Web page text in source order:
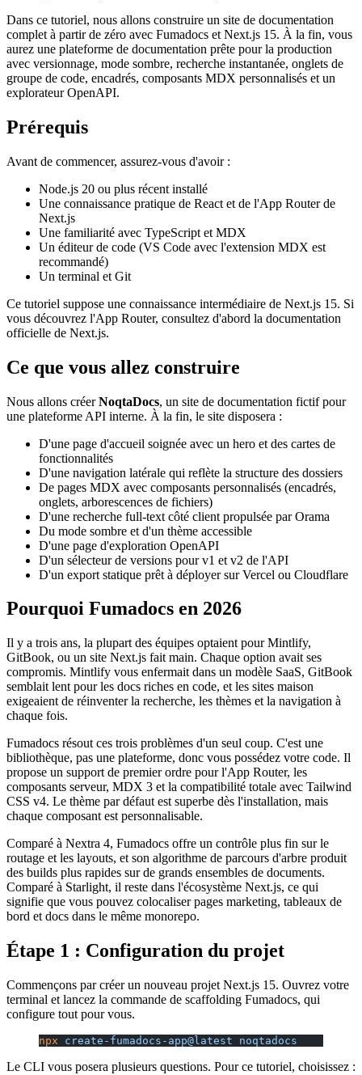
Dans ce tutoriel, nous allons construire un site de documentation
complet à partir de zéro avec Fumadocs et Next.js 15. À la fin, vous
aurez une plateforme de documentation prête pour la production
avec versionnage, mode sombre, recherche instantanée, onglets de
groupe de code, encadrés, composants MDX personnalisés et un
explorateur OpenAPI.
Prérequis
Avant de commencer, assurez-vous d'avoir :
Node.js 20 ou plus récent installé
Une connaissance pratique de React et de l'App Router de
Next.js
Une familiarité avec TypeScript et MDX
Un éditeur de code (VS Code avec l'extension MDX est
recommandé)
Un terminal et Git
Ce tutoriel suppose une connaissance intermédiaire de Next.js 15. Si
vous découvrez l'App Router, consultez d'abord la documentation
officielle de Next.js.
Ce que vous allez construire
Nous allons créerNoqtaDocs, un site de documentation fictif pour
une plateforme API interne. À la fin, le site disposera :
D'une page d'accueil soignée avec un hero et des cartes de
fonctionnalités
D'une navigation latérale qui reflète la structure des dossiers
De pages MDX avec composants personnalisés (encadrés,
onglets, arborescences de fichiers)
D'une recherche full-text côté client propulsée par Orama
Du mode sombre et d'un thème accessible
D'une page d'exploration OpenAPI
D'un sélecteur de versions pour v1 et v2 de l'API
D'un export statique prêt à déployer sur Vercel ou Cloudflare
Pourquoi Fumadocs en 2026
Il y a trois ans, la plupart des équipes optaient pour Mintlify,
GitBook, ou un site Next.js fait main. Chaque option avait ses
compromis. Mintlify vous enfermait dans un modèle SaaS, GitBook
semblait lent pour les docs riches en code, et les sites maison
exigeaient de réinventer la recherche, les thèmes et la navigation à
chaque fois.
Fumadocs résout ces trois problèmes d'un seul coup. C'est une
bibliothèque, pas une plateforme, donc vous possédez votre code. Il
propose un support de premier ordre pour l'App Router, les
composants serveur, MDX 3 et la compatibilité totale avec Tailwind
CSS v4. Le thème par défaut est superbe dès l'installation, mais
chaque composant est personnalisable.
Comparé à Nextra 4, Fumadocs offre un contrôle plus fin sur le
routage et les layouts, et son algorithme de parcours d'arbre produit
des builds plus rapides sur de grands ensembles de documents.
Comparé à Starlight, il reste dans l'écosystème Next.js, ce qui
signifie que vous pouvez colocaliser pages marketing, tableaux de
bord et docs dans le même monorepo.
Étape 1 : Configuration du projet
Commençons par créer un nouveau projet Next.js 15. Ouvrez votre
terminal et lancez la commande de scaffolding Fumadocs, qui
configure tout pour vous.
npx create-fumadocs-app@latest noqtadocs
Le CLI vous posera plusieurs questions. Pour ce tutoriel, choisissez :